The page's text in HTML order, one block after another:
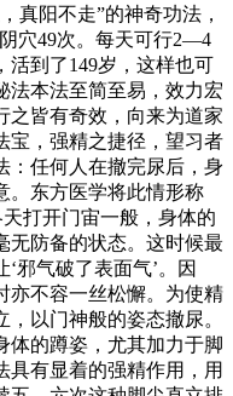
真阳不走”的神奇功法，
穴49次。每天可行2—4
活到了149岁，这样也可
法本法至简至易，效力宏
之皆有奇效，向来为道家
宝，强精之捷径，望习者
：任何人在撤完尿后，身
。东方医学将此情形称
打开门宙一般，身体的
无防备的状态。这时候最
邪气破了表面气’。因
亦不容一丝松懈。为使精
以门神般的姿态撤尿。
体的蹲姿，尤其加力于脚
具有显着的强精作用，用